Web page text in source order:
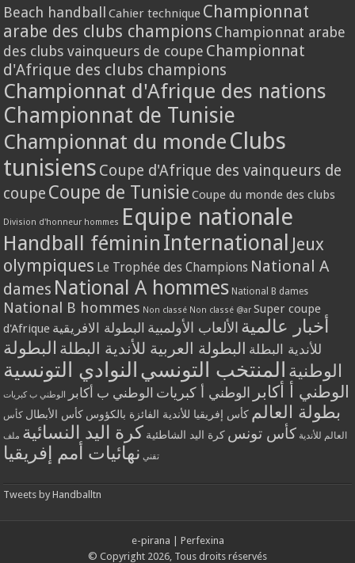
Beach handball Cahier technique Championnat
arabe des clubs champions Championnat arabe
des clubs vainqueurs de coupe Championnat
d'Afrique des clubs champions
Championnat d'Afrique des nations
Championnat de Tunisie
Championnat du monde Clubs
tunisiens Coupe d'Afrique des vainqueurs de
coupe Coupe de Tunisie Coupe du monde des clubs
Division d'honneur hommes Equipe nationale
Handball féminin International Jeux
olympiques Le Trophée des Champions National A
dames National A hommes National B dames
National B hommes Non classé Non classé @ar Super coupe
d'Afrique
أخبار عالمية الألعاب الأولمبية البطولة الافريقية
للأندية البطلة البطولة العربية للأندية البطلة البطولة
الوطنية المنتخب التونسي النوادي التونسية
الوطني أ أكابر الوطني أ كبريات الوطني ب أكابر الوطني ب كبريات
بطولة العالم كأس إفريقيا للأندية الفائزة بالكؤوس كأس الأبطال كأس
العالم للأندية كأس تونس كرة اليد الشاطئية كرة اليد النسائية ملف
تقني نهائيات أمم إفريقيا
Tweets by Handballtn
e-pirana
Perfexina
© Copyright 2026, Tous droits réservés